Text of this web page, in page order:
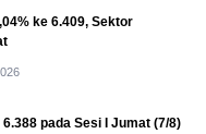
ke 6.409, Sektor
pada Sesi I Jumat (7/8)